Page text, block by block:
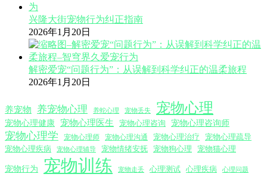
兴隆大街宠物行为纠正指南
2026年1月20日
解密爱宠“问题行为”：从误解到科学纠正的温柔旅程
2026年1月20日
养宠物 养宠物心理 养蛇心理 宠物丢失 宠物心理
宠物心理健康 宠物心理医生 宠物心理咨询 宠物心理咨询师
宠物心理学 宠物心理师 宠物心理沟通 宠物心理治疗
宠物心理疏导
宠物心理疾病
宠物心理辅导 宠物情绪安抚 宠物狗心理 宠物猫心理
宠物行为 宠物训练 宠物走丢 心理测试 心理疾病 心理问题